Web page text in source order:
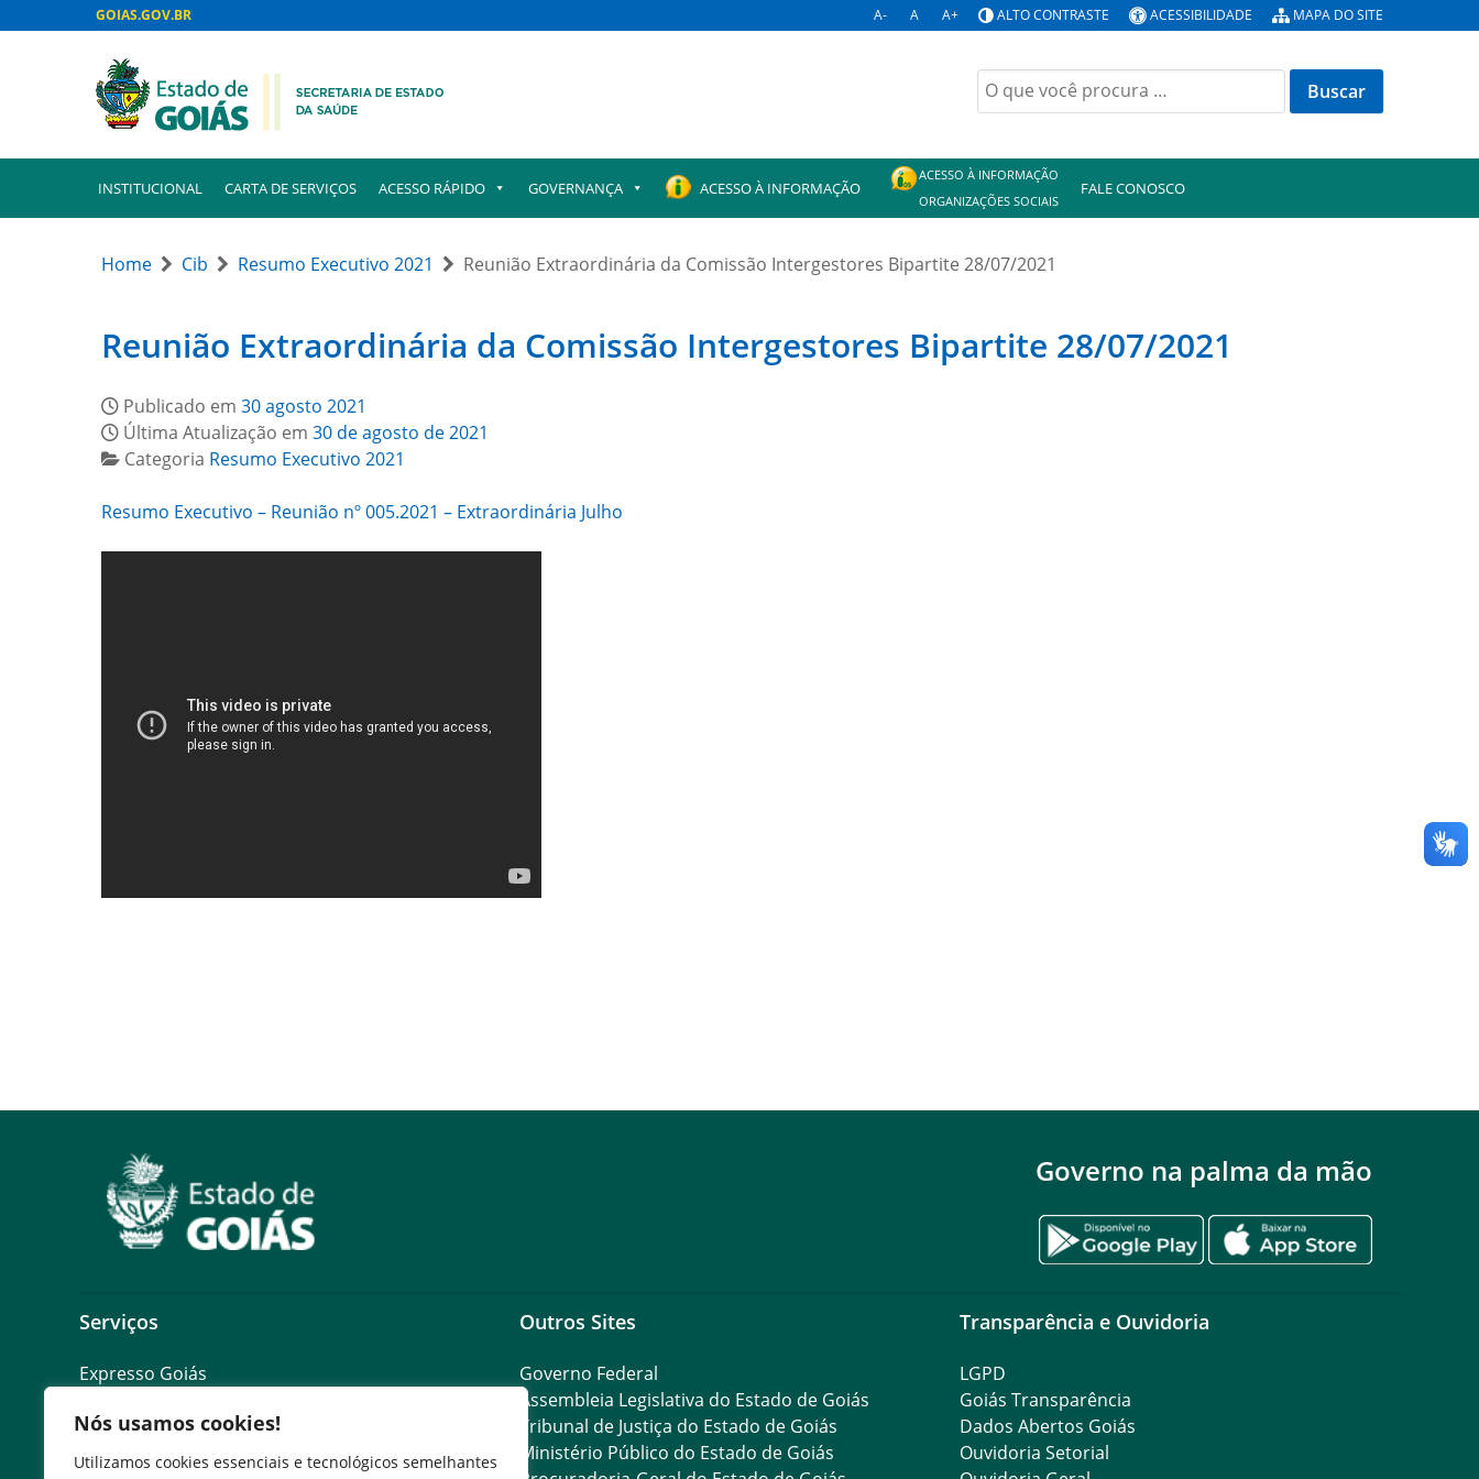
Nós usamos cookies!
Utilizamos cookies essenciais e tecnológicos semelhantes
GOIAS.GOV.BR A- A A+ ALTO CONTRASTE ACESSIBILIDADE MAPA DO SITE
Buscar
por:
INSTITUCIONAL CARTA DE SERVIÇOS ACESSO RÁPIDO GOVERNANÇA ACESSO À INFORMAÇÃO
ACESSO À INFORMAÇÃO
ORGANIZAÇÕES SOCIAIS
FALE CONOSCO
Home Cib Resumo Executivo 2021 Reunião Extraordinária da Comissão Intergestores Bipartite 28/07/2021
Reunião Extraordinária da Comissão Intergestores Bipartite 28/07/2021
Publicado em 30 agosto 2021
Última Atualização em 30 de agosto de 2021
Categoria Resumo Executivo 2021
Resumo Executivo – Reunião nº 005.2021 – Extraordinária Julho
Governo na palma da mão
Serviços
Expresso Goiás
Expresso Servidor
SEI Governadoria
Outros Sites
Governo Federal
Assembleia Legislativa do Estado de Goiás
Tribunal de Justiça do Estado de Goiás
Ministério Público do Estado de Goiás
Transparência e Ouvidoria
LGPD
Goiás Transparência
Dados Abertos Goiás
Ouvidoria Setorial